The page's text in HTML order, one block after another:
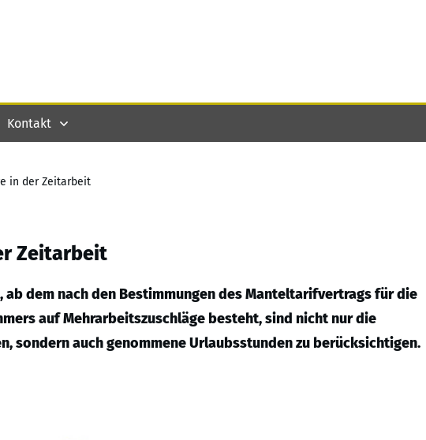
Kontakt
in der Zeitarbeit
Zeitarbeit
ab dem nach den Bestimmungen des Manteltarifvertrags für die
auf Mehrarbeitszuschläge besteht, sind nicht nur die
sondern auch genommene Urlaubsstunden zu berücksichtigen.